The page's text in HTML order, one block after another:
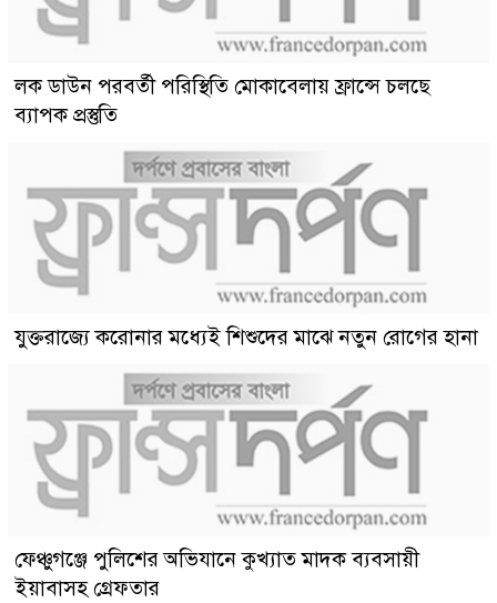
লক ডাউন পরবর্তী পরিস্থিতি মোকাবেলায় ফ্রান্সে চলছে
ব্যাপক প্রস্তুতি
যুক্তরাজ্যে করোনার মধ্যেই শিশুদের মাঝে নতুন রোগের হানা
ফেঞ্চুগঞ্জে পুলিশের অভিযানে কুখ্যাত মাদক ব্যবসায়ী
ইয়াবাসহ গ্রেফতার